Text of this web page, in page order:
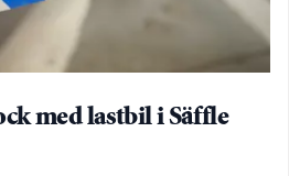
med lastbil i Säffle